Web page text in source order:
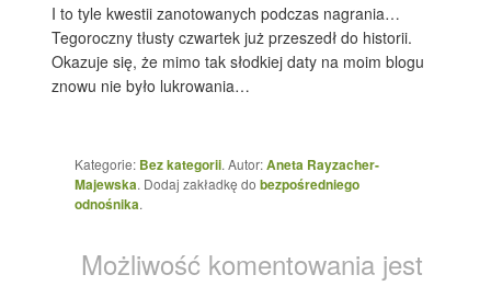
I to tyle kwestii zanotowanych podczas nagrania…
Tegoroczny tłusty czwartek już przeszedł do historii.
Okazuje się, że mimo tak słodkiej daty na moim blogu
znowu nie było lukrowania…
Kategorie: Bez kategorii. Autor:Aneta Rayzacher-
Majewska. Dodaj zakładkę do bezpośredniego
odnośnika.
Możliwość komentowania jest